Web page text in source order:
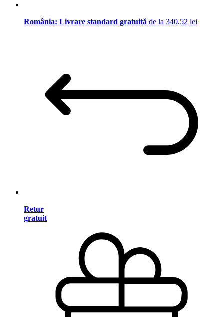
România: Livrare standard gratuită de la 340,52 lei
Retur
gratuit